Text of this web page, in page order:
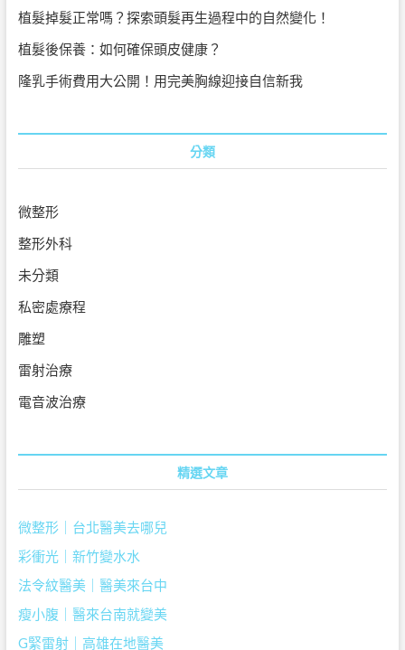
頭
皮
護
理
專
植髮掉髮正常嗎？探索頭髮再生過程中的自然變化！
植髮後保養：如何確保頭皮健康？
隆乳手術費用大公開！用完美胸線迎接自信新我
分類
微整形
整形外科
未分類
私密處療程
雕塑
雷射治療
電音波治療
精選文章
微整形｜台北醫美去哪兒
彩衝光｜新竹變水水
法令紋醫美｜醫美來台中
瘦小腹｜醫來台南就變美
G緊雷射｜高雄在地醫美